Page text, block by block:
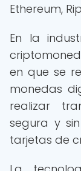
Ethereum,
En la
en que se
monedas
realizar
segura y
tarjetas de